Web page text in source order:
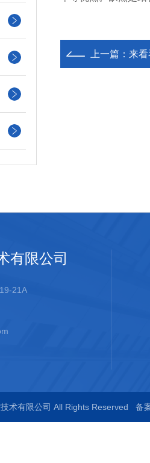
上一篇： 来
有限公司
21A
术有限公司 All Rights Reserved 备